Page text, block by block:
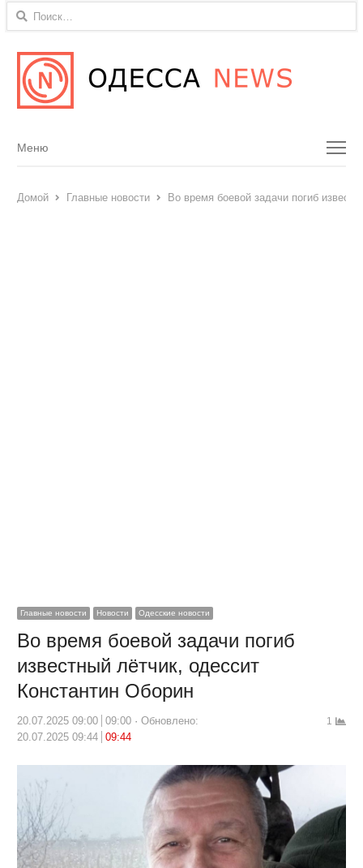
Найти:
Menu
Меню
Домой Главные новости Во время боевой задачи погиб
Главные новости Новости Одесские новости
Во время боевой задачи погиб
известный лётчик, одессит
Константин Оборин
20.07.2025 09:00 09:00
Обновлено:
20.07.2025 09:44
09:44
1